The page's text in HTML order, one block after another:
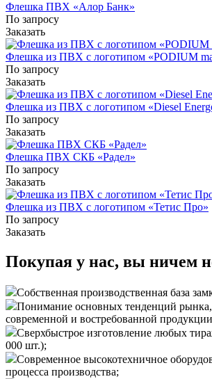
Флешка ПВХ «Алор Банк»
По запросу
Заказать
Флешка из ПВХ с логотипом «PODIUM
По запросу
Заказать
Флешка из ПВХ с логотипом «Diesel
По запросу
Заказать
Флешка ПВХ СКБ «Радел»
По запросу
Заказать
Флешка из ПВХ с логотипом «Тетис Про»
По запросу
Заказать
Покупая у нас, вы ничем
Собственная производственная база
Понимание основных тенденций рынка,
современной и востребованной
Сверхбыстрое изготовление любых
000 шт.);
Современное высокотехничное
процесса производства;